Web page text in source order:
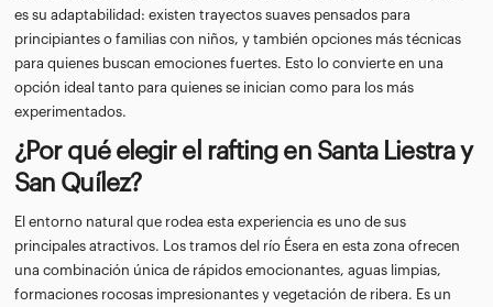
es su adaptabilidad: existen trayectos suaves pensados para
principiantes o familias con niños, y también opciones más técnicas
para quienes buscan emociones fuertes. Esto lo convierte en una
opción ideal tanto para quienes se inician como para los más
experimentados.
¿Por qué elegir el rafting en Santa Liestra y
San Quílez?
El entorno natural que rodea esta experiencia es uno de sus
principales atractivos. Los tramos del río Ésera en esta zona ofrecen
una combinación única de rápidos emocionantes, aguas limpias,
formaciones rocosas impresionantes y vegetación de ribera. Es un